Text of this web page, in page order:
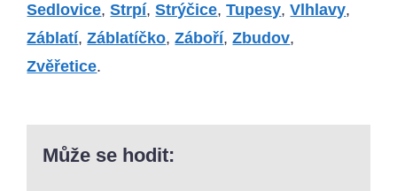
Sedlovice,Strpí,Strýčice,Tupesy,Vlhlavy,
Záblatí,Záblatíčko,Záboří,Zbudov,
Zvěřetice.
Může se hodit: